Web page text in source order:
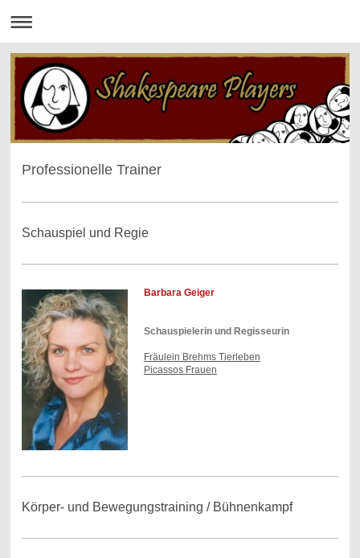
Professionelle Trainer
Schauspiel und Regie
Barbara Geiger
Schauspielerin und Regisseurin
Fräulein Brehms Tierleben
Picassos Frauen
Körper- und Bewegungstraining / Bühnenkampf